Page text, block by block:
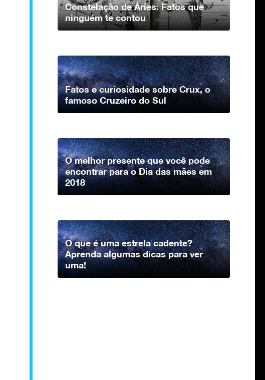
Constelação de Áries: Fatos que
ninguém te contou
Fatos e curiosidade sobre Crux, o
famoso Cruzeiro do Sul
O melhor presente que você pode
encontrar para o Dia das mães em
2018
O que é uma estrela cadente?
Aprenda algumas dicas para ver
uma!